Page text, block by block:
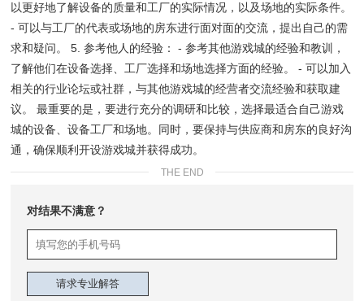
以更好地了解设备的质量和工厂的实际情况，以及场地的实际条件。
- 可以与工厂的代表或场地的房东进行面对面的交流，提出自己的需
求和疑问。 5. 参考他人的经验： - 参考其他游戏城的经验和教训，
了解他们在设备选择、工厂选择和场地选择方面的经验。 - 可以加入
相关的行业论坛或社群，与其他游戏城的经营者交流经验和获取建
议。 最重要的是，要进行充分的调研和比较，选择最适合自己游戏
城的设备、设备工厂和场地。同时，要保持与供应商和房东的良好沟
通，确保顺利开设游戏城并获得成功。
THE END
对结果不满意？